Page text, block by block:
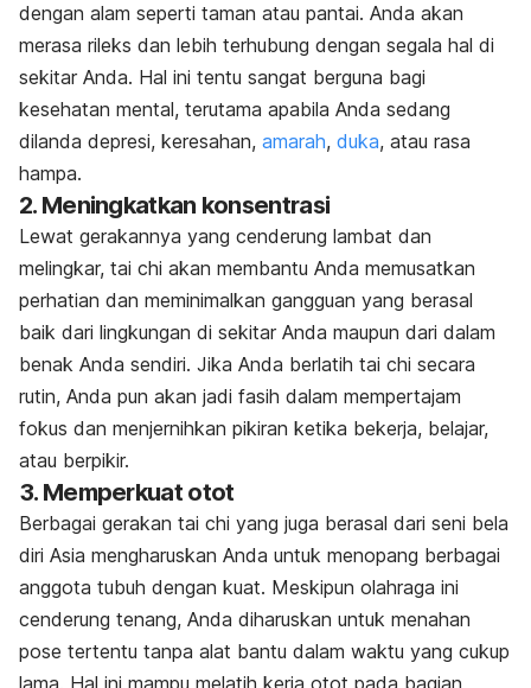
dengan alam seperti taman atau pantai. Anda akan
merasa rileks dan lebih terhubung dengan segala hal di
sekitar Anda. Hal ini tentu sangat berguna bagi
kesehatan mental, terutama apabila Anda sedang
dilanda depresi, keresahan, amarah, duka, atau rasa
hampa.
2. Meningkatkan konsentrasi
Lewat gerakannya yang cenderung lambat dan
melingkar, tai chi akan membantu Anda memusatkan
perhatian dan meminimalkan gangguan yang berasal
baik dari lingkungan di sekitar Anda maupun dari dalam
benak Anda sendiri. Jika Anda berlatih tai chi secara
rutin, Anda pun akan jadi fasih dalam mempertajam
fokus dan menjernihkan pikiran ketika bekerja, belajar,
atau berpikir.
3. Memperkuat otot
Berbagai gerakan tai chi yang juga berasal dari seni bela
diri Asia mengharuskan Anda untuk menopang berbagai
anggota tubuh dengan kuat. Meskipun olahraga ini
cenderung tenang, Anda diharuskan untuk menahan
pose tertentu tanpa alat bantu dalam waktu yang cukup